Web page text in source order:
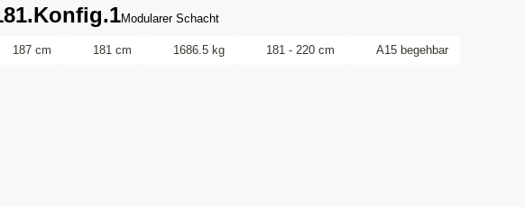
Modularer Schacht
187 cm 181 cm 1686.5 kg 181 - 220 cm A15 begehbar